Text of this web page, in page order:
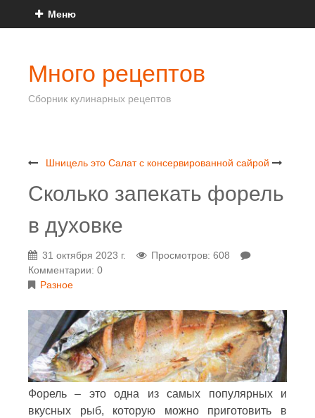
Меню
Много рецептов
Сборник кулинарных рецептов
Шницель это Салат с консервированной сайрой
Сколько запекать форель
в духовке
31 октября 2023 г.
Просмотров: 608
Комментарии: 0
Разное
Форель – это одна из самых популярных и
вкусных рыб, которую можно приготовить в